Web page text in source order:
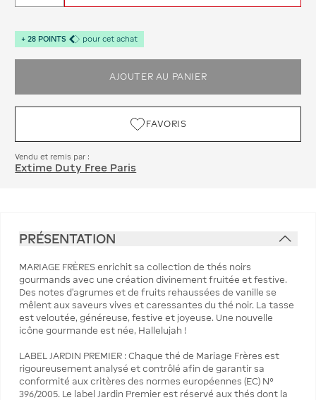
+ 28 POINTS pour cet achat
AJOUTER AU PANIER
FAVORIS
Vendu et remis par :
Extime Duty Free Paris
PRÉSENTATION
MARIAGE FRÈRES enrichit sa collection de thés noirs
gourmands avec une création divinement fruitée et festive.
Des notes d’agrumes et de fruits rehaussées de vanille se
mêlent aux saveurs vives et caressantes du thé noir. La tasse
est veloutée, généreuse, festive et joyeuse. Une nouvelle
icône gourmande est née, Hallelujah !
LABEL JARDIN PREMIER : Chaque thé de Mariage Frères est
rigoureusement analysé et contrôlé afin de garantir sa
conformité aux critères des normes européennes (EC) N°
396/2005. Le label Jardin Premier est réservé aux thés dont la